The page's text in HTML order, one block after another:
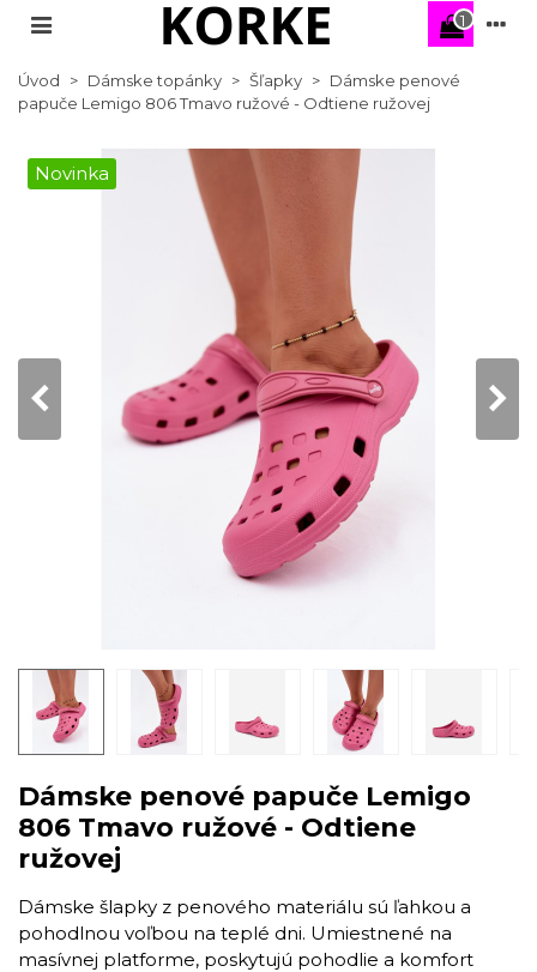
1
Úvod > Dámske topánky > Šľapky > Dámske penové
papuče Lemigo 806 Tmavo ružové - Odtiene ružovej
Novinka
Dámske penové papuče Lemigo
806 Tmavo ružové - Odtiene
ružovej
Dámske šlapky z penového materiálu sú ľahkou a
pohodlnou voľbou na teplé dni. Umiestnené na
masívnej platforme, poskytujú pohodlie a komfort